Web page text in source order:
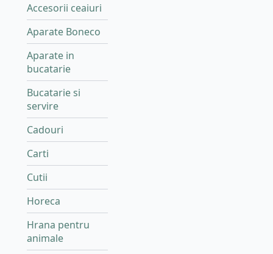
Accesorii ceaiuri
Aparate Boneco
Aparate in
bucatarie
Bucatarie si
servire
Cadouri
Carti
Cutii
Horeca
Hrana pentru
animale